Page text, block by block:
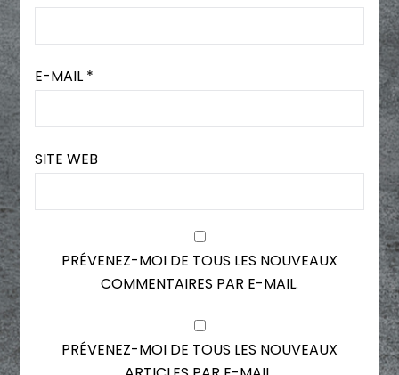
E-MAIL *
SITE WEB
PRÉVENEZ-MOI DE TOUS LES NOUVEAUX
COMMENTAIRES PAR E-MAIL.
PRÉVENEZ-MOI DE TOUS LES NOUVEAUX